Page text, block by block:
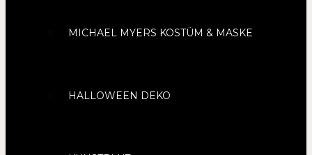
MICHAEL MYERS KOSTÜM & MASKE
HALLOWEEN DEKO